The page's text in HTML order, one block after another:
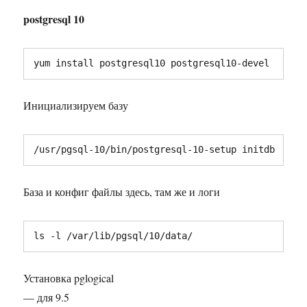
postgresql 10
yum install postgresql10 postgresql10-devel
Инициализируем базу
/usr/pgsql-10/bin/postgresql-10-setup initdb
База и конфиг файлы здесь, там же и логи
ls -l /var/lib/pgsql/10/data/
Установка pglogical
— для 9.5